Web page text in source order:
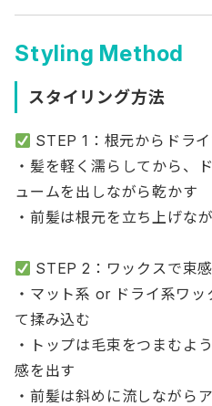
Styling Method
スタイリング方法
STEP 1：根元からドラ
・髪を軽く濡らしてから、
ュームを出しながら乾かす
・前髪は根元を立ち上げな
STEP 2：ワックスで束
・マット系 or ドライ系ワ
て揉み込む
・トップは毛束をつまむよ
感を出す
・前髪は斜めに流しながら